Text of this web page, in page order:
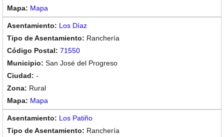
Mapa
Los Díaz
Ranchería
71550
San José del Progreso
-
Rural
Mapa
Los Patiño
Ranchería